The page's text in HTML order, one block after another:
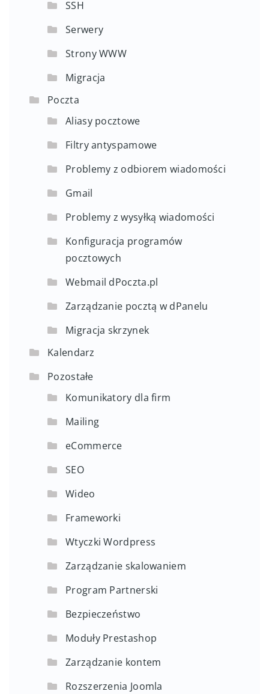
SSH
Serwery
Strony WWW
Migracja
Poczta
Aliasy pocztowe
Filtry antyspamowe
Problemy z odbiorem wiadomości
Gmail
Problemy z wysyłką wiadomości
Konfiguracja programów
pocztowych
Webmail dPoczta.pl
Zarządzanie pocztą w dPanelu
Migracja skrzynek
Kalendarz
Pozostałe
Komunikatory dla firm
Mailing
eCommerce
SEO
Wideo
Frameworki
Wtyczki Wordpress
Zarządzanie skalowaniem
Program Partnerski
Bezpieczeństwo
Moduły Prestashop
Zarządzanie kontem
Rozszerzenia Joomla